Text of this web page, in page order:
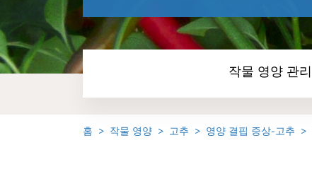
작물 영양 관리
홈 작물 영양 고추 영양 결핍 증상-고추